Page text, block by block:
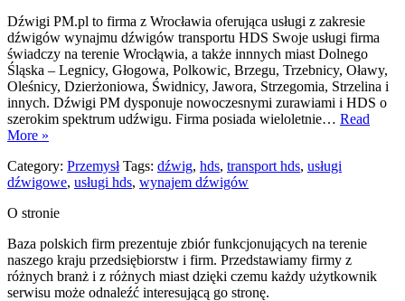
Dźwigi PM.pl to firma z Wrocławia oferująca usługi z zakresie
dźwigów wynajmu dźwigów transportu HDS Swoje usługi firma
świadczy na terenie Wrocłąwia, a także innnych miast Dolnego
Śląska – Legnicy, Głogowa, Polkowic, Brzegu, Trzebnicy, Oławy,
Oleśnicy, Dzierżoniowa, Świdnicy, Jawora, Strzegomia, Strzelina i
innych. Dźwigi PM dysponuje nowoczesnymi zurawiami i HDS o
szerokim spektrum udźwigu. Firma posiada wieloletnie… Read
More »
Category: Przemysł Tags: dźwig, hds, transport hds, usługi
dźwigowe, usługi hds, wynajem dźwigów
O stronie
Baza polskich firm prezentuje zbiór funkcjonujących na terenie
naszego kraju przedsiębiorstw i firm. Przedstawiamy firmy z
różnych branż i z różnych miast dzięki czemu każdy użytkownik
serwisu może odnaleźć interesującą go stronę.